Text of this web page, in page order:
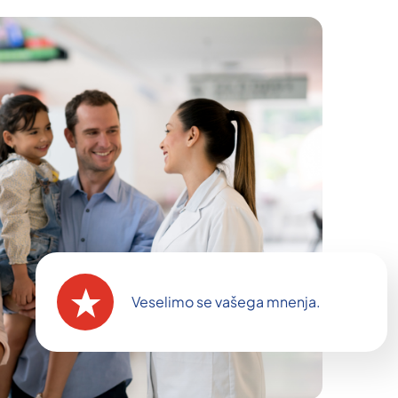
Veselimo se vašega mnenja.